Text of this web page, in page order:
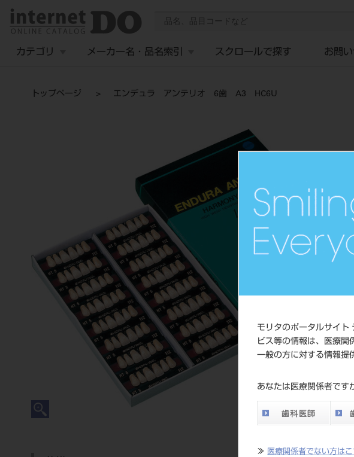
モリタのポータルサイト
ビス等の情報は、医療関
一般の方に対する情報提
あなたは医療関係者です
≫ 医療関係者でない方はこ
カテゴリ メーカー名・品名索引 スクロールで探す お問
トップページ エンデュラ アンテリオ 6歯 A3 HC6U